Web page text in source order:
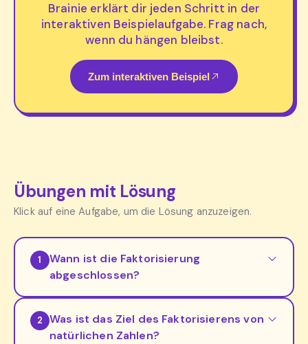
Brainie erklärt dir jeden Schritt in der
interaktiven Beispielaufgabe. Frag nach,
wenn du hängen bleibst.
Zum interaktiven Beispiel
Übungen mit Lösung
Klick auf eine Aufgabe, um die Lösung anzuzeigen.
1
Wann ist die Faktorisierung
abgeschlossen?
2
Was ist das Ziel des Faktorisierens von
natürlichen Zahlen?